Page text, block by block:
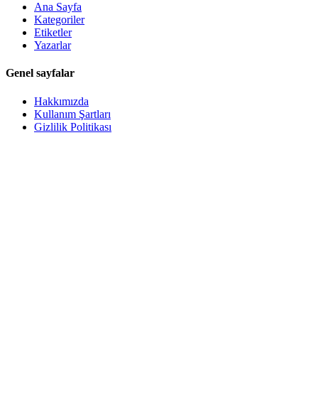
Ana Sayfa
Kategoriler
Etiketler
Yazarlar
Genel sayfalar
Hakkımızda
Kullanım Şartları
Gizlilik Politikası